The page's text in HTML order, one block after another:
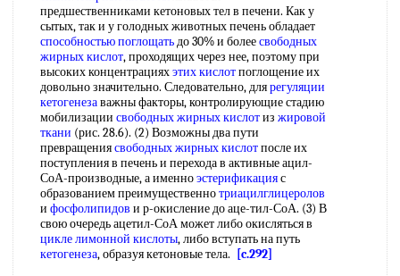
предшественниками кетоновых тел в печени. Как у
сытых, так и у голодных животных печень обладает
способностью поглощатьдо 30% и болеесвободных
жирных кислот, проходящих через нее, поэтому при
высоких концентрацияхэтих кислотпоглощение их
довольно значительно. Следовательно, длярегуляции
кетогенезаважны факторы, контролирующие стадию
мобилизации свободных жирных кислотиз жировой
ткани (рис. 28.6). (2) Возможны два пути
превращениясвободных жирных кислотпосле их
поступления в печень и перехода в активные ацил-
СоА-производные, а именноэстерификацияс
образованием преимущественнотриацилглицеролов
и фосфолипидов и р-окисление до аце-тил-СоА. (3) В
свою очередь ацетил-СоА может либо окисляться в
цикле лимонной кислоты, либо вступать на путь
кетогенеза, образуя кетоновые тела.
[c.292]